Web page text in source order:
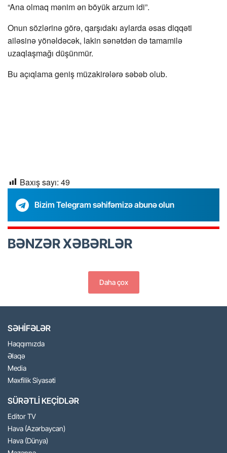
“Ana olmaq mənim ən böyük arzum idi”.
Onun sözlərinə görə, qarşıdakı aylarda əsas diqqəti
ailəsinə yönəldəcək, lakin sənətdən də tamamilə
uzaqlaşmağı düşünmür.
Bu açıqlama geniş müzakirələrə səbəb olub.
Baxış sayı: 49
Bizim Telegram səhifəmizə abunə olun
BƏNZƏR XƏBƏRLƏR
Daha çox
SƏHİFƏLƏR
Haqqımızda
Əlaqə
Media
Məxfilik Siyasəti
SÜRƏTLİ KEÇİDLƏR
Editor TV
Hava (Azərbaycan)
Hava (Dünya)